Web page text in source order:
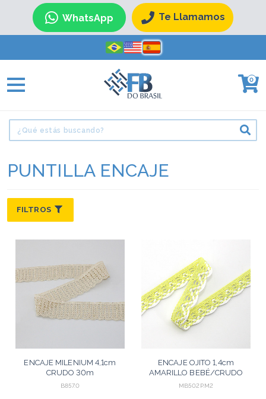
WhatsApp Te Llamamos
0
PUNTILLA ENCAJE
FILTROS
ENCAJE MILENIUM 4,1cm
CRUDO 30m
B857.0
ENCAJE OJITO 1,4cm
AMARILLO BEBÉ/CRUDO
30m
MB502P.M2